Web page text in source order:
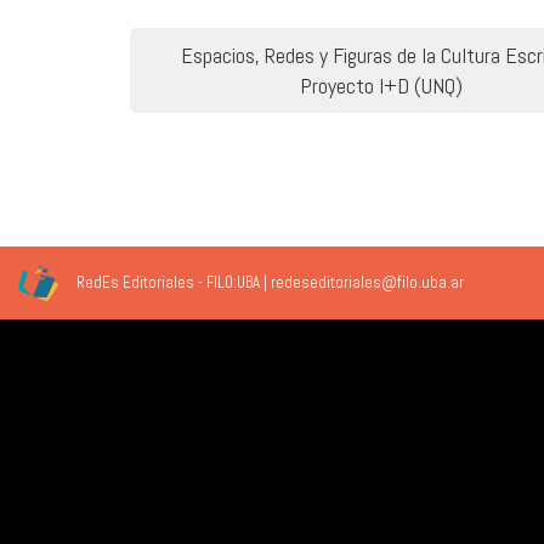
Navegación
Espacios, Redes y Figuras de la Cultura
Proyecto I+D (UNQ)
RedEs Editoriales - FILO:UBA | redeseditoriales@filo.uba.ar